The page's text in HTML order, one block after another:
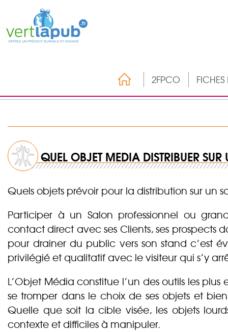
2FPCO
QUEL OBJET MEDIA DISTRIBUER
Quels objets prévoir pour la distribution sur un
Participer à un Salon professionnel ou
contact direct avec ses Clients, ses prospects
pour drainer du public vers son stand c’est
privilégié et qualitatif avec le visiteur qui s’y
L’Objet Média constitue l’un des outils les
se tromper dans le choix de ses objets et
Quelle que soit la cible visée, les objets
contexte et difficiles à manipuler.